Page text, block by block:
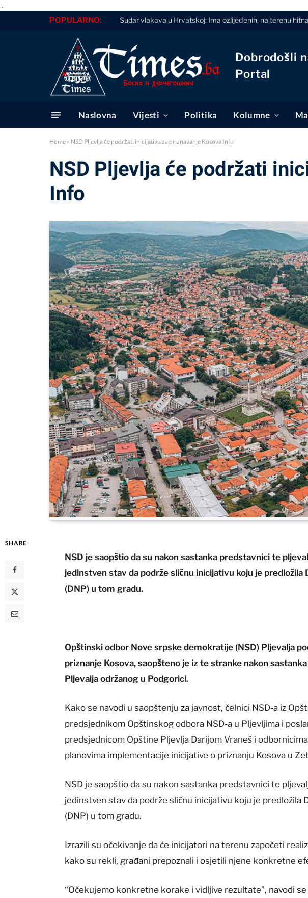
...
POPULARNO: Sudar vlakova u Hrvatskoj: Ima ozlijeđenih, na terenu
Dobrodošli
Portal
Naslovna Vijesti Politika Kolumne
Home » NSD Pljevlja će podržati inicijativu za priznavanje Kosova Info
NSD Pljevlja će podržati
Info
SHARE
NSD je saopštio da su nakon sastanka predstavnici te
jedinstven stav da podrže sličnu inicijativu koju je
(DNP) u tom gradu.
Opštinski odbor Nove srpske demokratije (NSD) Pljevalja
priznanje Kosova, saopšteno je iz te stranke nakon
Pljevalja održanog u Podgorici.
Kako se navodi u saopštenju za javnost, čelnici NSD-a iz
predsjednikom Opštinskog odbora NSD-a u Pljevljima i
predsjednicom Opštine Pljevlja Darijom Vraneš i
planovima implementacije inicijative o priznanju Kosova u
NSD je saopštio da su nakon sastanka predstavnici te
jedinstven stav da podrže sličnu inicijativu koju je predložila
(DNP) u tom gradu.
Izrazili su očekivanje da će inicijatori na terenu započeti
kako su rekli, građani prepoznali i osjetili njene konkretne
“Očekujemo konkretne korake i vidljive rezultate”, navodi